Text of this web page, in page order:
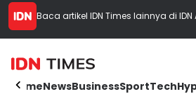
Baca artikel IDN Times lainnya di IDN
HomeNewsBusinessSportTech